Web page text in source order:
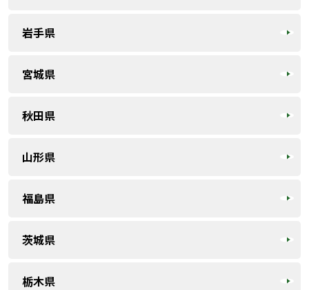
岩手県
宮城県
秋田県
山形県
福島県
茨城県
栃木県